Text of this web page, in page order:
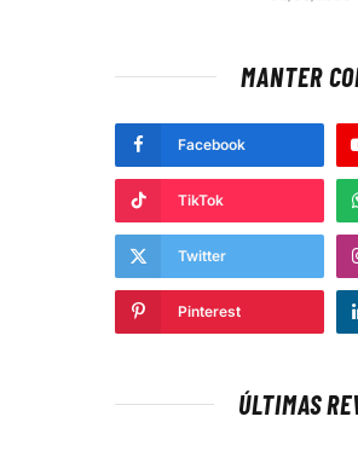
MANTER
Facebook
TikTok
Twitter
Pinterest
ÚLTIMAS